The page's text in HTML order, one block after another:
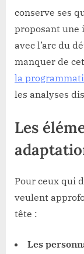
conserve ses
proposant une
avec l’arc du
manquer de
la
les analyses
Les
Pour ceux qui
veulent
tête :
Les